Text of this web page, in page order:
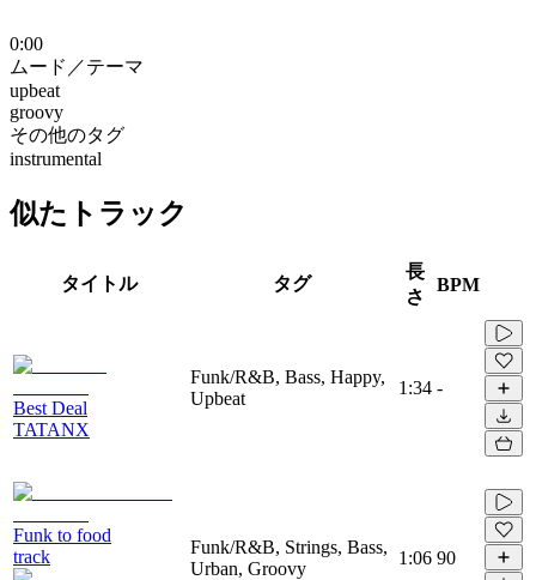
0:00
ムード／テーマ
upbeat
groovy
その他のタグ
instrumental
似たトラック
タイトル タグ
長
さ
BPM
Best Deal
TATANX
Funk/R&B, Bass, Happy,
Upbeat
1:34 -
Funk to food
track
Funk/R&B, Strings, Bass,
Urban, Groovy
1:06 90